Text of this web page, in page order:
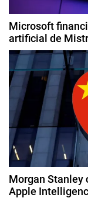
Microsoft
artificial de
Morgan Stanley
Apple